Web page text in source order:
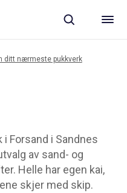
ditt nærmeste pukkverk
Forsand i Sandnes
av sand- og
Helle har egen kai,
skjer med skip.